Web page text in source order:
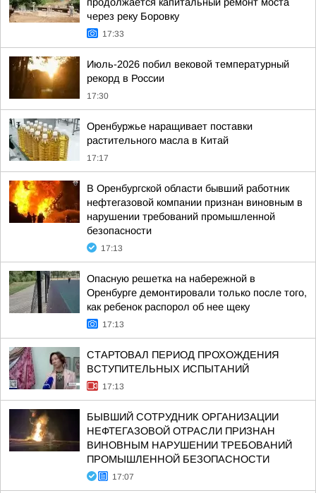
через реку Боровку
17:33
Июль-2026 побил вековой температурный
рекорд в России
17:30
Оренбуржье наращивает поставки
растительного масла в Китай
17:17
В Оренбургской области бывший работник
нефтегазовой компании признан виновным в
нарушении требований промышленной
безопасности
17:13
Опасную решетка на набережной в
Оренбурге демонтировали только после того,
как ребенок распорол об нее щеку
17:13
СТАРТОВАЛ ПЕРИОД ПРОХОЖДЕНИЯ
ВСТУПИТЕЛЬНЫХ ИСПЫТАНИЙ
17:13
БЫВШИЙ СОТРУДНИК ОРГАНИЗАЦИИ
НЕФТЕГАЗОВОЙ ОТРАСЛИ ПРИЗНАН
ВИНОВНЫМ НАРУШЕНИИ ТРЕБОВАНИЙ
ПРОМЫШЛЕННОЙ БЕЗОПАСНОСТИ
17:07